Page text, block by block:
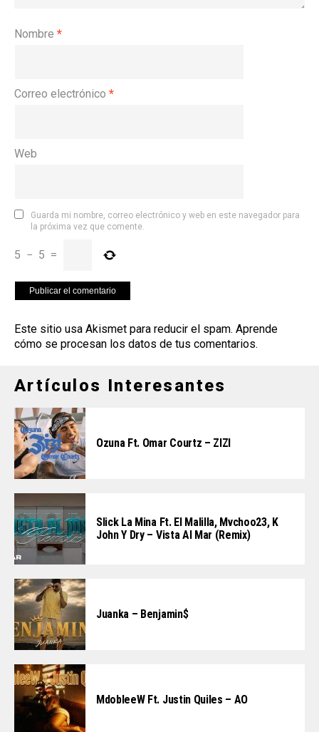
Nombre *
Correo electrónico *
Web
Guarda mi nombre, correo electrónico y web en este navegador para
la próxima vez que comente.
5 − 5 =
Este sitio usa Akismet para reducir el spam. Aprende
cómo se procesan los datos de tus comentarios.
Artículos Interesantes
Ozuna Ft. Omar Courtz – ZIZI
Slick La Mina Ft. El Malilla, Mvchoo23, K
John Y Dry – Vista Al Mar (Remix)
Juanka – Benjamin$
MdobleeW Ft. Justin Quiles – AO